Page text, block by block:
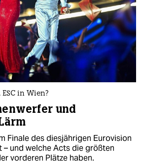
in Wien?
und
Finale des diesjährigen Eurovision
– und welche Acts die größten
vorderen Plätze haben.